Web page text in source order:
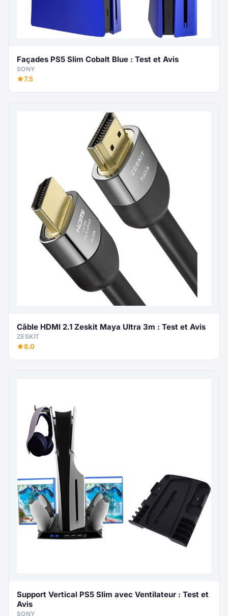
Façades PS5 Slim Cobalt Blue : Test et Avis
SONY
7.5
Câble HDMI 2.1 Zeskit Maya Ultra 3m : Test et Avis
ZESKIT
8.0
Support Vertical PS5 Slim avec Ventilateur : Test et
Avis
SONY